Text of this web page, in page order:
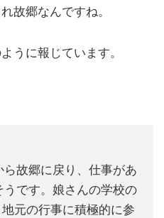
故郷なんですね。
うに報じています。
ら故郷に戻り、仕事があ
です。娘さんの学校の
元の行事に積極的に参